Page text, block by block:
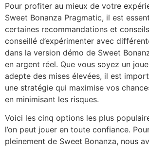
Pour profiter au mieux de votre
Sweet Bonanza Pragmatic, il est
certaines recommandations et
conseillé d’expérimenter avec
dans la version démo de Sweet
en argent réel. Que vous soyez un
adepte des mises élevées, il est
une stratégie qui maximise vos
en minimisant les risques.
Voici les cinq options les plus
l’on peut jouer en toute confiance.
pleinement de Sweet Bonanza, nous